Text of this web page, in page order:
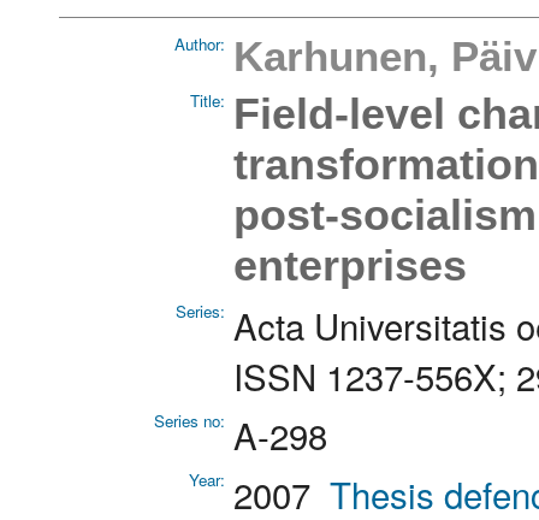
Author: Karhunen,
Title: Field-level
post-
enterprises
Series: Acta Universitatis
ISSN 1237-556X;
Series no: A-298
Year: 2007 Thesis